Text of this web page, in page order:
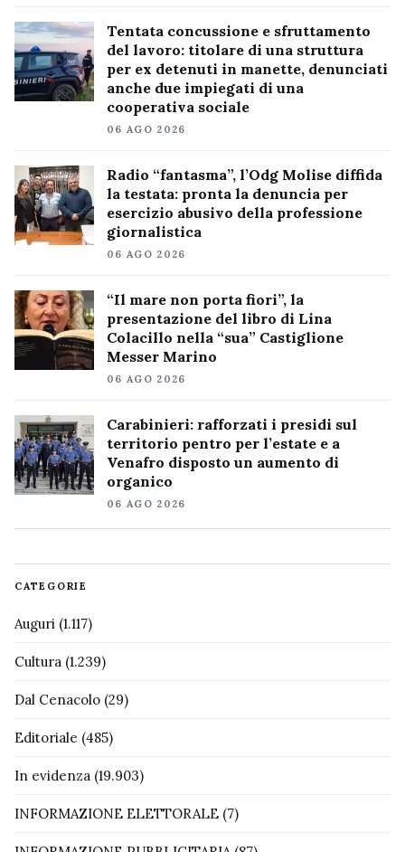
Tentata concussione e sfruttamento
del lavoro: titolare di una struttura
per ex detenuti in manette, denunciati
anche due impiegati di una
cooperativa sociale
06 AGO 2026
Radio “fantasma”, l’Odg Molise diffida
la testata: pronta la denuncia per
esercizio abusivo della professione
giornalistica
06 AGO 2026
“Il mare non porta fiori”, la
presentazione del libro di Lina
Colacillo nella “sua” Castiglione
Messer Marino
06 AGO 2026
Carabinieri: rafforzati i presidi sul
territorio pentro per l’estate e a
Venafro disposto un aumento di
organico
06 AGO 2026
CATEGORIE
Auguri (1.117)
Cultura (1.239)
Dal Cenacolo (29)
Editoriale (485)
In evidenza (19.903)
INFORMAZIONE ELETTORALE (7)